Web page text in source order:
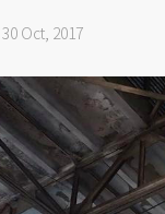
30 Oct, 2017